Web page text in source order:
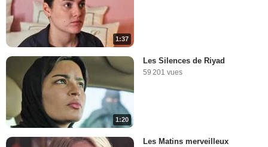
1:37
1:20
Les Silences de Riyad
59 201 vues
Les Matins merveilleux